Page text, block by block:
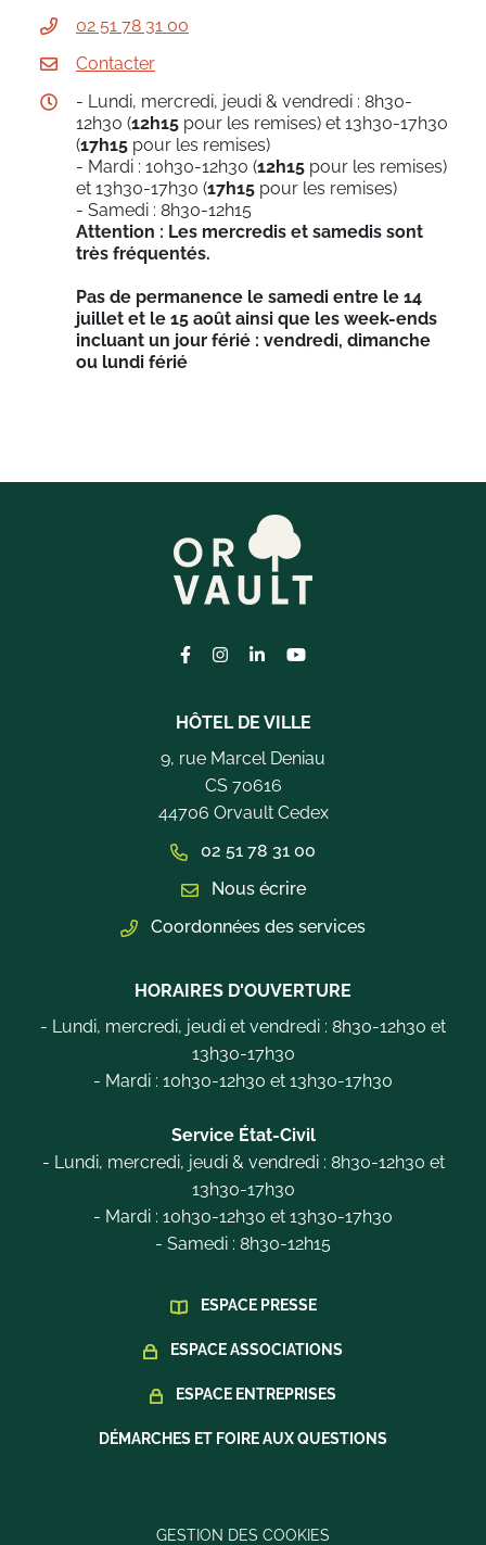
02 51 78 31 00
Contacter
- Lundi, mercredi, jeudi & vendredi : 8h30-
12h30 (12h15 pour les remises) et 13h30-17h30
(17h15 pour les remises)
- Mardi : 10h30-12h30 (12h15 pour les remises)
et 13h30-17h30 (17h15 pour les remises)
- Samedi : 8h30-12h15
Attention : Les mercredis et samedis sont
très fréquentés.
Pas de permanence le samedi entre le 14
juillet et le 15 août ainsi que les week-ends
incluant un jour férié : vendredi, dimanche
ou lundi férié
Lien vers le compte Facebook
Lien vers le compte Instagram
Lien vers le compte Linkedin
Lien vers la chaîne
HÔTEL DE VILLE
9, rue Marcel Deniau
CS 70616
44706 Orvault Cedex
02 51 78 31 00
Nous écrire
Coordonnées des services
HORAIRES D'OUVERTURE
- Lundi, mercredi, jeudi et vendredi : 8h30-12h30 et
13h30-17h30
- Mardi : 10h30-12h30 et 13h30-17h30
Service État-Civil
- Lundi, mercredi, jeudi & vendredi : 8h30-12h30 et
13h30-17h30
- Mardi : 10h30-12h30 et 13h30-17h30
- Samedi : 8h30-12h15
ESPACE PRESSE
ESPACE ASSOCIATIONS
ESPACE ENTREPRISES
DÉMARCHES ET FOIRE AUX QUESTIONS
GESTION DES COOKIES